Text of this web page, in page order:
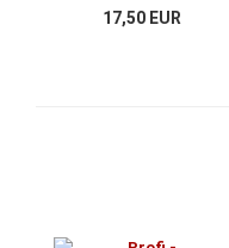
17,50 EUR